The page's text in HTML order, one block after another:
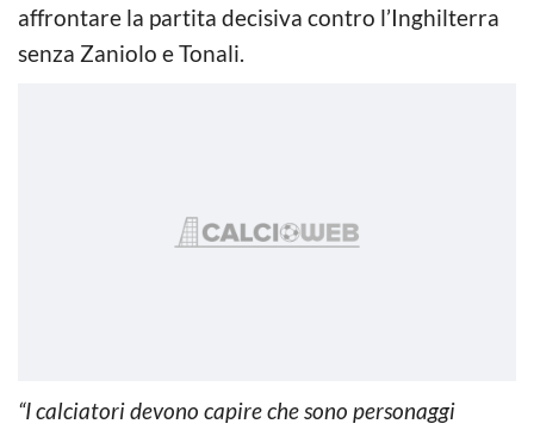
affrontare la partita decisiva contro l’Inghilterra
senza Zaniolo e Tonali.
“I calciatori devono capire che sono personaggi